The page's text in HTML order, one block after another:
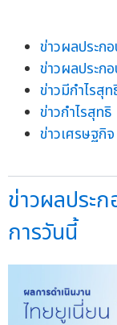
ข่าวผลประก
ข่าวผลประก
ข่าวมีกำไรสุท
ข่าวกำไรสุทธิ
ข่าวเศรษฐกิจ
ข่าวผลประ
การวันนี้